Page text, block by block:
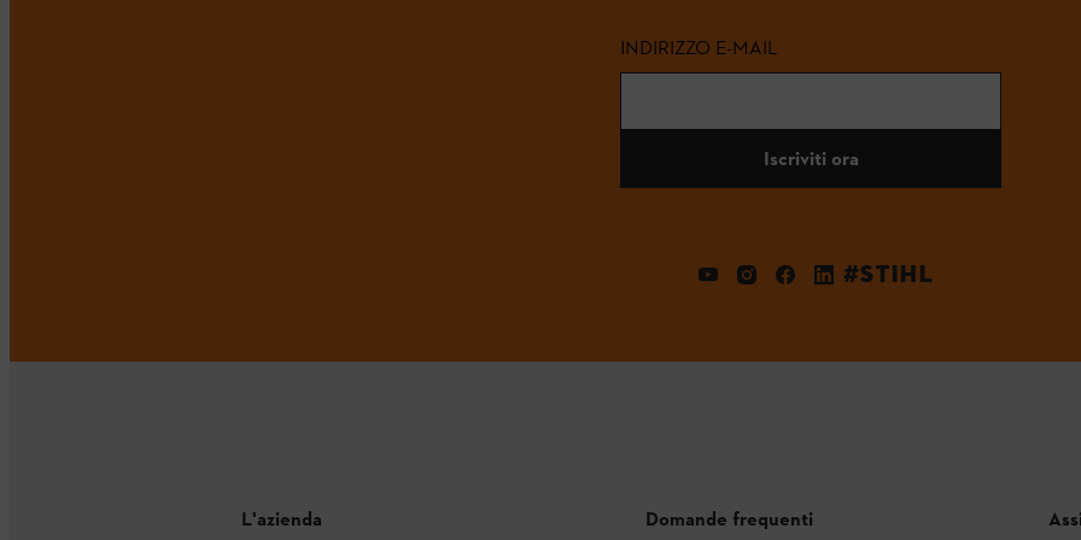
INDIRIZZO E-MAIL
Iscriviti ora
#STIHL
L'azienda Domande frequenti